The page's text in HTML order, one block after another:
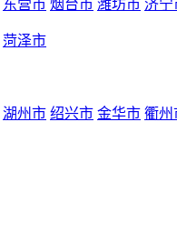
东营市 烟台市 潍坊市 济宁
菏泽市
湖州市 绍兴市 金华市 衢州